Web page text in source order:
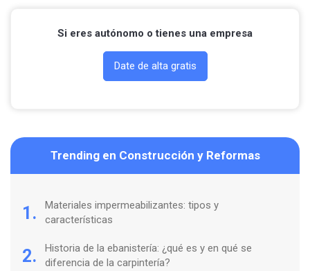
Si eres autónomo o tienes una empresa
Date de alta gratis
Trending en Construcción y Reformas
1.
Materiales impermeabilizantes: tipos y
características
2.
Historia de la ebanistería: ¿qué es y en qué se
diferencia de la carpintería?